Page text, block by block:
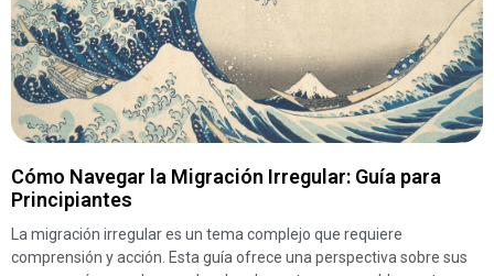
Cómo Navegar la Migración Irregular: Guía para
Principiantes
La migración irregular es un tema complejo que requiere
comprensión y acción. Esta guía ofrece una perspectiva sobre sus